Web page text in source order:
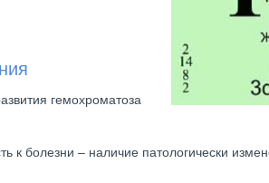
гемохроматоза
к болезни – наличие патологически